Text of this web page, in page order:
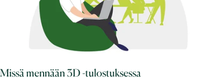
Missä mennään 3D -tulostuksessa